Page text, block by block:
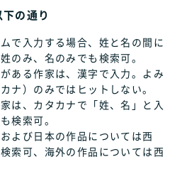
の通り
で入力する場合、姓と名の間に
のみ、名のみでも検索可。
ある作家は、漢字で入力。よみ
ナ）のみではヒットしない。
は、カタカナで「姓、名」と入
検索可。
よび日本の作品については西
索可、海外の作品については西